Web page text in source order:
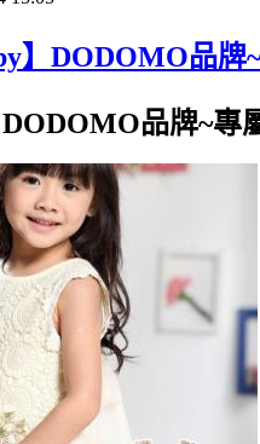
】DODOMO品
DODOMO品牌~